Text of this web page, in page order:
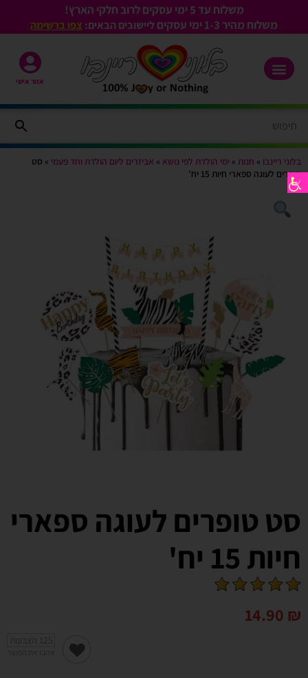
משלוח עד 5 ימי עסקים לרוב חלקי הארץ!
משלוח מהיר 1-3
ימי עסקים ליישובים הבאים: צפו ברשימה
אזור אישי
בלוני ריינבו » חנות » ימי הולדת לפי נושא » אביזרים ליום הולדת וחד פעמי » סט
טופרים לעוגה ספארי חיות 15 יח’
סט טופרים לעוגה ספארי
חיות 15 יח'
14.90 ₪